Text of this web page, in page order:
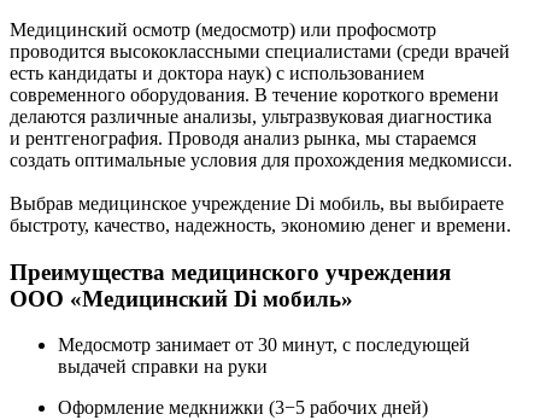
Медицинский осмотр (медосмотр) или профосмотр
проводится высококлассными специалистами (среди врачей
есть кандидаты и доктора наук) с использованием
современного оборудования. В течение короткого времени
делаются различные анализы, ультразвуковая диагностика
и рентгенография. Проводя анализ рынка, мы стараемся
создать оптимальные условия для прохождения медкомисси.
Выбрав медицинское учреждение Di мобиль, вы выбираете
быстроту, качество, надежность, экономию денег и времени.
Преимущества медицинского учреждения
ООО «Медицинский Di мобиль»
Медосмотр занимает от 30 минут, с последующей
выдачей справки на руки
Оформление медкнижки (3−5 рабочих дней)